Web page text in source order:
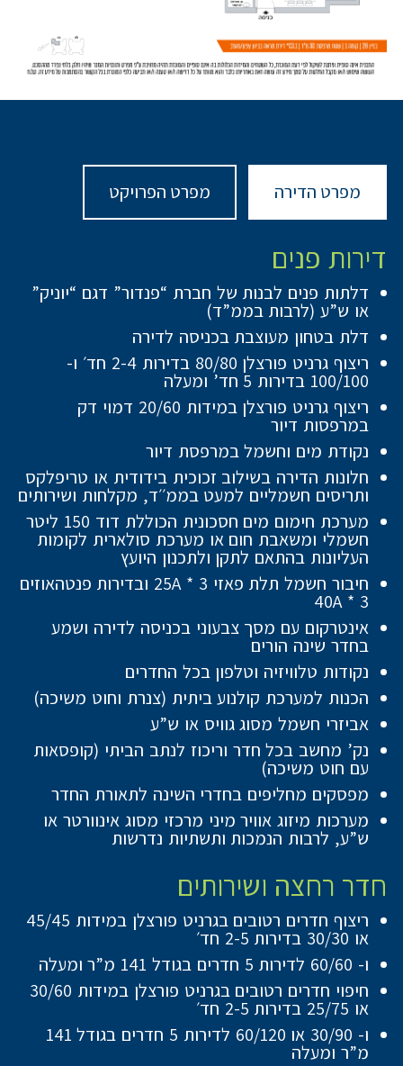
מפרט הדירה מפרט הפרויקט
דירות פנים
דלתות פנים לבנות של חברת “פנדור” דגם “יוניק”
או ש”ע (לרבות בממ”ד)
דלת בטחון מעוצבת בכניסה לדירה
ריצוף גרניט פורצלן 80/80 בדירות 2-4 חד׳ ו-
100/100 בדירות 5 חד’ ומעלה
ריצוף גרניט פורצלן במידות 20/60 דמוי דק
במרפסות דיור
נקודת מים וחשמל במרפסת דיור
חלונות הדירה בשילוב זכוכית בידודית או טריפלקס
ותריסים חשמליים למעט בממ׳׳ד, מקלחות ושירותים
מערכת חימום מים חסכונית הכוללת דוד 150 ליטר
חשמלי ומשאבת חום או מערכת סולארית לקומות
העליונות בהתאם לתקן ולתכנון היועץ
חיבור חשמל תלת פאזי 25A * 3 ובדירות פנטהאוזים
40A * 3
אינטרקום עם מסך צבעוני בכניסה לדירה ושמע
בחדר שינה הורים
נקודות טלוויזיה וטלפון בכל החדרים
הכנות למערכת קולנוע ביתית (צנרת וחוט משיכה)
אביזרי חשמל מסוג גוויס או ש”ע
נק’ מחשב בכל חדר וריכוז לנתב הביתי (קופסאות
עם חוט משיכה)
מפסקים מחליפים בחדרי השינה לתאורת החדר
מערכות מיזוג אוויר מיני מרכזי מסוג אינוורטר או
ש”ע, לרבות הנמכות ותשתיות נדרשות
חדר רחצה ושירותים
ריצוף חדרים רטובים בגרניט פורצלן במידות 45/45
או 30/30 בדירות 2-5 חד׳
ו- 60/60 לדירות 5 חדרים בגודל 141 מ”ר ומעלה
חיפוי חדרים רטובים בגרניט פורצלן במידות 30/60
או 25/75 בדירות 2-5 חד׳
ו- 30/90 או 60/120 לדירות 5 חדרים בגודל 141
מ”ר ומעלה